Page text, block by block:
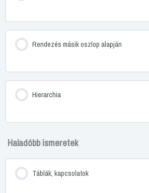
Rendezés másik oszlop alapján
Hierarchia
Haladóbb ismeretek
Táblák, kapcsolatok